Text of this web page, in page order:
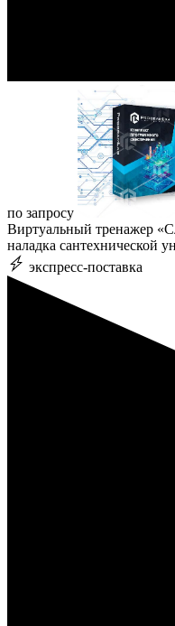
по запросу
Виртуальный тренажер
наладка сантехнической
экспресс-поставка